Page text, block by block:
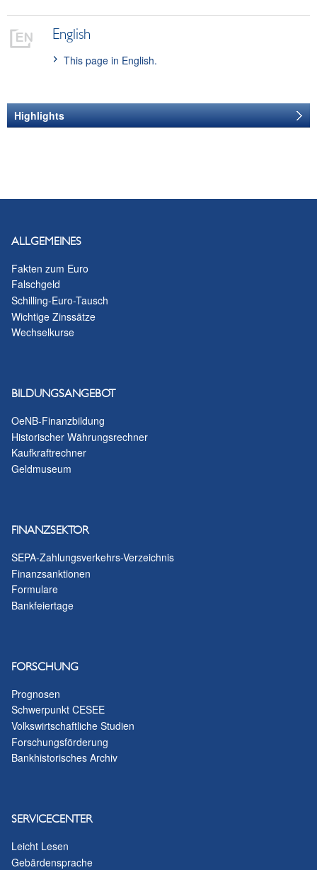
English
This page in English.
Highlights
ALLGEMEINES
Fakten zum Euro
Falschgeld
Schilling-Euro-Tausch
Wichtige Zinssätze
Wechselkurse
BILDUNGSANGEBOT
OeNB-Finanzbildung
Historischer Währungsrechner
Kaufkraftrechner
Geldmuseum
FINANZSEKTOR
SEPA-Zahlungsverkehrs-Verzeichnis
Finanzsanktionen
Formulare
Bankfeiertage
FORSCHUNG
Prognosen
Schwerpunkt CESEE
Volkswirtschaftliche Studien
Forschungsförderung
Bankhistorisches Archiv
SERVICECENTER
Leicht Lesen
Gebärdensprache